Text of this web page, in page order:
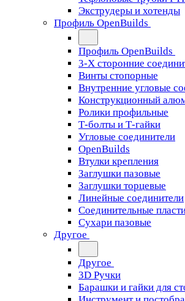
Экструдеры и хотенды
Профиль OpenBuilds
Профиль OpenBuilds
3-Х сторонние
Винты стопорные
Внутренние угловые
Конструкционный
Ролики профильные
Т-болты и Т-гайки
Угловые соединители
OpenBuilds
Втулки крепления
Заглушки пазовые
Заглушки торцевые
Линейные соединители
Соединительные
Сухари пазовые
Другое
Другое
3D Ручки
Барашки и гайки для